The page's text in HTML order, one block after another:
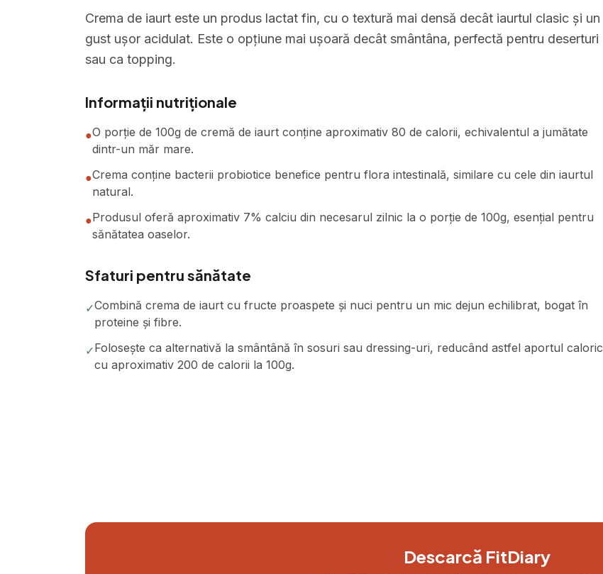
Crema de iaurt este un produs lactat fin, cu o textură mai densă decât iaurtul clasic și un
gust ușor acidulat. Este o opțiune mai ușoară decât smântâna, perfectă pentru deserturi
sau ca topping.
Informații nutriționale
●O porție de 100g de cremă de iaurt conține aproximativ 80 de calorii, echivalentul a jumătate
dintr-un măr mare.
●Crema conține bacterii probiotice benefice pentru flora intestinală, similare cu cele din iaurtul
natural.
●Produsul oferă aproximativ 7% calciu din necesarul zilnic la o porție de 100g, esențial pentru
sănătatea oaselor.
Sfaturi pentru sănătate
✓Combină crema de iaurt cu fructe proaspete și nuci pentru un mic dejun echilibrat, bogat în
proteine și fibre.
✓Folosește ca alternativă la smântână în sosuri sau dressing-uri, reducând astfel aportul caloric
cu aproximativ 200 de calorii la 100g.
Descarcă FitDiary